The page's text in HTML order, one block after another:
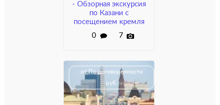
- Обзорная экскурсия
по Казани с
посещением кремля
0
7
от По договоренности
руб.